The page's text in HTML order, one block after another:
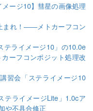
ージ10】彗星の画像処理
まれ！――メトカーフコン
テライメージ10」の10.0e
ーフコンポジット処理改
習会「ステライメージ10
テライメージLite」1.0cア
や不具合修正